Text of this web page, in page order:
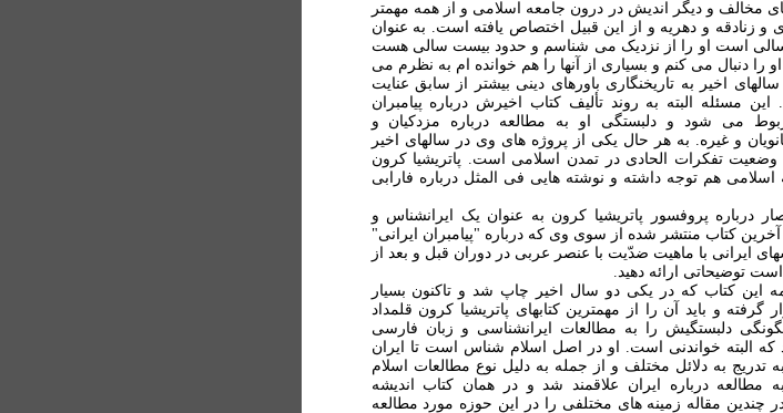
مخالف و ديگر انديش در درون جامعه اسلامی و از همه مهمتر
و زنادقه و دهريه و از اين قبیل اختصاص يافته است. به عنوان
است او را از نزديک می شناسم و حدود بيست سالی هست
را دنبال می کنم و بسياری از آنها را هم خوانده ام به نظرم می
اخير به تاريخنگاری باورهای دينی بيشتر از سابق عنايت
مسئله البته به روند تأليف کتاب اخيرش درباره پيامبران
می شود و دلبستگی او به مطالعه درباره مزدکيان و
و غيره. به هر حال يکی از پروژه های وی در سالهای اخير
وضعيت تفکرات الحادی در تمدن اسلامی است. پاتريشيا کرون
هم توجه داشته و نوشته هایی فی المثل درباره فارابی
درباره پروفسور پاتريشيا کرون به عنوان يک ايرانشناس و
آخرين کتاب منتشر شده از سوی وی که درباره "پيامبران ايرانی"
ايرانی با ماهيت ضدّيت با عنصر عربی در دوران قبل و بعد از
توضيحاتی ارائه دهيد.
اين کتاب که در يکی دو سال اخير چاپ شد و تاکنون بسيار
گرفته و بايد آن را از مهمترين کتابهای پاتريشيا کرون قلمداد
دلبستگيش را به مطالعات ايرانشناسی و زبان فارسی
البته خواندنی است. او در اصل اسلام شناس است تا ايران
تدريج به دلائل مختلف و از جمله به دليل نوع مطالعات اسلام
مطالعه درباره ايران علاقمند شد و در همان کتاب انديشه
چندین مقاله زمينه های مختلفی را در اين حوزه مورد مطالعه